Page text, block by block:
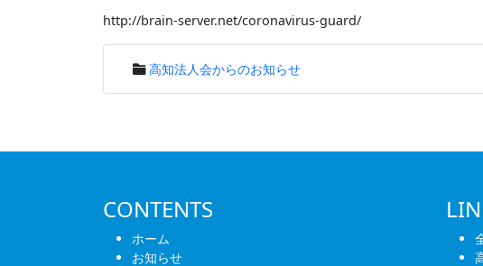
http://brain-server.net/coronavirus-guard/
高知法人会からのお知らせ
稿
ナ
ビ
CONTENTS
ホーム
お知らせ